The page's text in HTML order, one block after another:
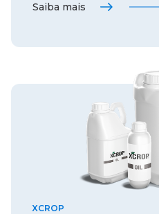
Saiba mais
XCROP